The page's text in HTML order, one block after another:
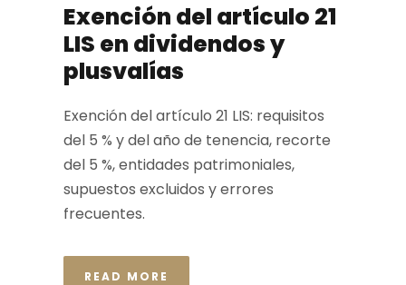
Exención del artículo 21
LIS en dividendos y
plusvalías
Exención del artículo 21 LIS: requisitos
del 5 % y del año de tenencia, recorte
del 5 %, entidades patrimoniales,
supuestos excluidos y errores
frecuentes.
READ MORE